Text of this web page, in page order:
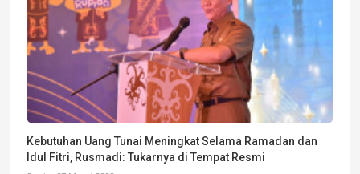
Kebutuhan Uang Tunai Meningkat Selama Ramadan dan
Idul Fitri, Rusmadi: Tukarnya di Tempat Resmi